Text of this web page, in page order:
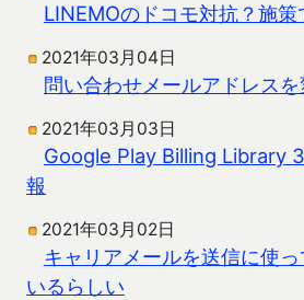
LINEMOのドコモ対抗？施策
2021年03月04日
問い合わせメールアドレスを
2021年03月03日
Google Play Billing Library
報
2021年03月02日
キャリアメールを送信に使
いるらしい